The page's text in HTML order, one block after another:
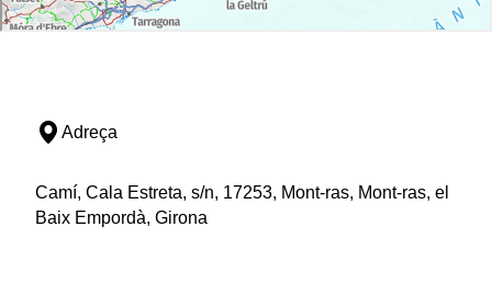
Adreça
Camí, Cala Estreta, s/n, 17253, Mont-ras, Mont-ras, el
Baix Empordà, Girona